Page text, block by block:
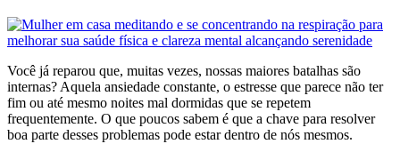
Você já reparou que, muitas vezes, nossas maiores batalhas são
internas? Aquela ansiedade constante, o estresse que parece não ter
fim ou até mesmo noites mal dormidas que se repetem
frequentemente. O que poucos sabem é que a chave para resolver
boa parte desses problemas pode estar dentro de nós mesmos.